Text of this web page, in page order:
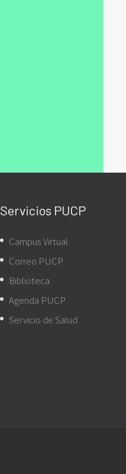
Servicios PUCP
Campus Virtual
Correo PUCP
Biblioteca
Agenda PUCP
Servicio de Salud